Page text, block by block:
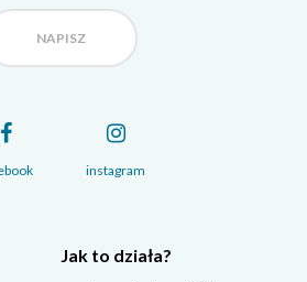
NAPISZ
instagram
Jak to działa?